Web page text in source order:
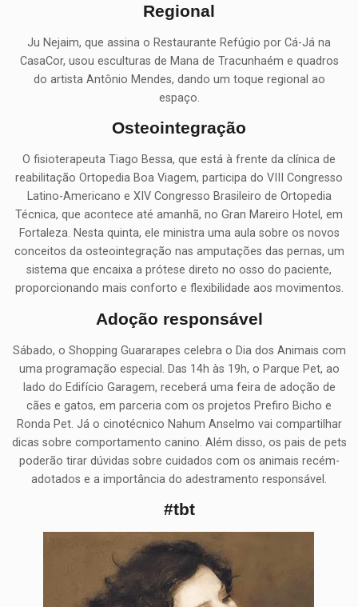
Regional
Ju Nejaim, que assina o Restaurante Refúgio por Cá-Já na
CasaCor, usou esculturas de Mana de Tracunhaém e quadros
do artista Antônio Mendes, dando um toque regional ao
espaço.
Osteointegração
O fisioterapeuta Tiago Bessa, que está à frente da clínica de
reabilitação Ortopedia Boa Viagem, participa do VIII Congresso
Latino-Americano e XIV Congresso Brasileiro de Ortopedia
Técnica, que acontece até amanhã, no Gran Mareiro Hotel, em
Fortaleza. Nesta quinta, ele ministra uma aula sobre os novos
conceitos da osteointegração nas amputações das pernas, um
sistema que encaixa a prótese direto no osso do paciente,
proporcionando mais conforto e flexibilidade aos movimentos.
Adoção responsável
Sábado, o Shopping Guararapes celebra o Dia dos Animais com
uma programação especial. Das 14h às 19h, o Parque Pet, ao
lado do Edifício Garagem, receberá uma feira de adoção de
cães e gatos, em parceria com os projetos Prefiro Bicho e
Ronda Pet. Já o cinotécnico Nahum Anselmo vai compartilhar
dicas sobre comportamento canino. Além disso, os pais de pets
poderão tirar dúvidas sobre cuidados com os animais recém-
adotados e a importância do adestramento responsável.
#tbt